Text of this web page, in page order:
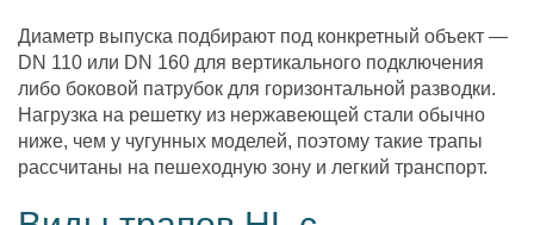
Диаметр выпуска подбирают под конкретный объект —
DN 110 или DN 160 для вертикального подключения
либо боковой патрубок для горизонтальной разводки.
Нагрузка на решетку из нержавеющей стали обычно
ниже, чем у чугунных моделей, поэтому такие трапы
рассчитаны на пешеходную зону и легкий транспорт.